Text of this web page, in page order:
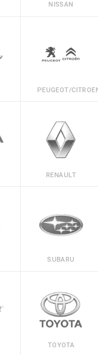
NISSAN
PEUGEOT/
RENAULT
SUBARU
TOYOTA